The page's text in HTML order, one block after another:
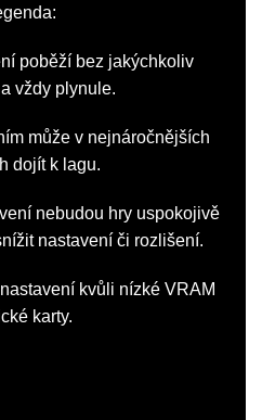
poběží bez jakýchkoliv
vždy plynule.
může v nejnáročnějších
dojít k lagu.
nebudou hry uspokojivě
nastavení či rozlišení.
kvůli nízké VRAM
karty.